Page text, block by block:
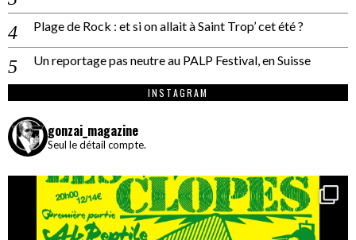
Plage de Rock : et si on allait à Saint Trop’ cet été ?
Un reportage pas neutre au PALP Festival, en Suisse
INSTAGRAM
gonzai_magazine
Seul le détail compte.